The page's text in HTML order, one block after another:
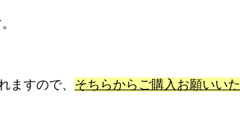
ますので、 そちらからご購入お願いいた